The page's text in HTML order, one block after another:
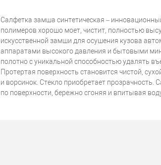
Салфетка замша синтетическая –
полимеров хорошо моет, чистит, полностью
искусственной замши для осушения кузова
аппаратами высокого давления и бытовыми
полотно с уникальной способностью удалять
Протертая поверхность становится чистой,
и ворсинок. Стекло приобретает прозрачность.
по поверхности, бережно сгоняя и впитывая